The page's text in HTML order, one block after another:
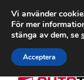
Hoppa
Hoppa
Vi använder
För mer
stänga av dem, se
Acceptera